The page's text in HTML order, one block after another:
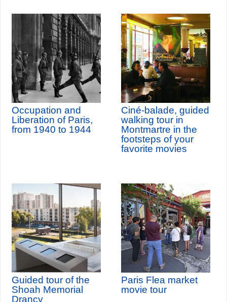
Occupation and
Liberation of Paris,
from 1940 to 1944
Ciné-balade, guided
walking tour in
Montmartre in the
footsteps of your
favorite movies
Guided tour of the
Shoah Memorial
Drancy
Paris Flea market
movie tour